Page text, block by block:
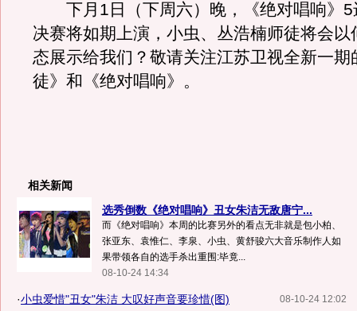
下月1日（下周六）晚，《绝对唱响》5
决赛将如期上演，小虫、丛浩楠师徒将会以
态展示给我们？敬请关注江苏卫视全新一期
徒》和《绝对唱响》。
相关新闻
选秀倒数《绝对唱响》丑女朱洁无敌唐宁...
而《绝对唱响》本周的比赛另外的看点无非就是包小柏、
张亚东、袁惟仁、李泉、小虫、黄舒骏六大音乐制作人如
果带领各自的选手杀出重围:毕竟...
08-10-24 14:34
08-10-24 12:02
·小虫爱惜"丑女"朱洁 大叹好声音要珍惜(图)